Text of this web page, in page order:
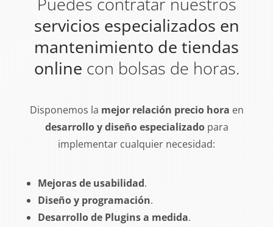
servicios especializados en
mantenimiento de tiendas
online con bolsas de horas.
Disponemos la mejor relación precio hora en
desarrollo y diseño especializadopara
implementar cualquier necesidad:
Mejoras de usabilidad.
Diseño y programación.
Desarrollo de Plugins a medida.